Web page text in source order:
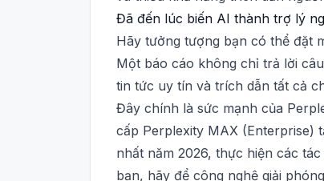
Đã đến lúc biến AI thành trợ lý
Hãy tưởng tượng bạn có thể đặt
Một báo cáo không chỉ trả lời
tin tức uy tín và trích dẫn tất cả
Đây chính là sức mạnh của
cấp Perplexity MAX (Enterprise)
nhất năm 2026, thực hiện các
bạn, hãy để công nghệ giải